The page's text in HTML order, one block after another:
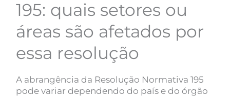
195: quais setores ou
áreas são afetados por
essa resolução
A abrangência da Resolução Normativa 195
pode variar dependendo do país e do órgão